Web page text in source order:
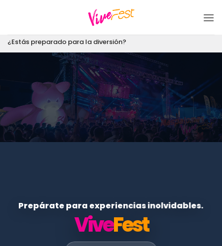
¿Estás preparado para la diversión?
Prepárate para experiencias inolvidables.
ViveFest